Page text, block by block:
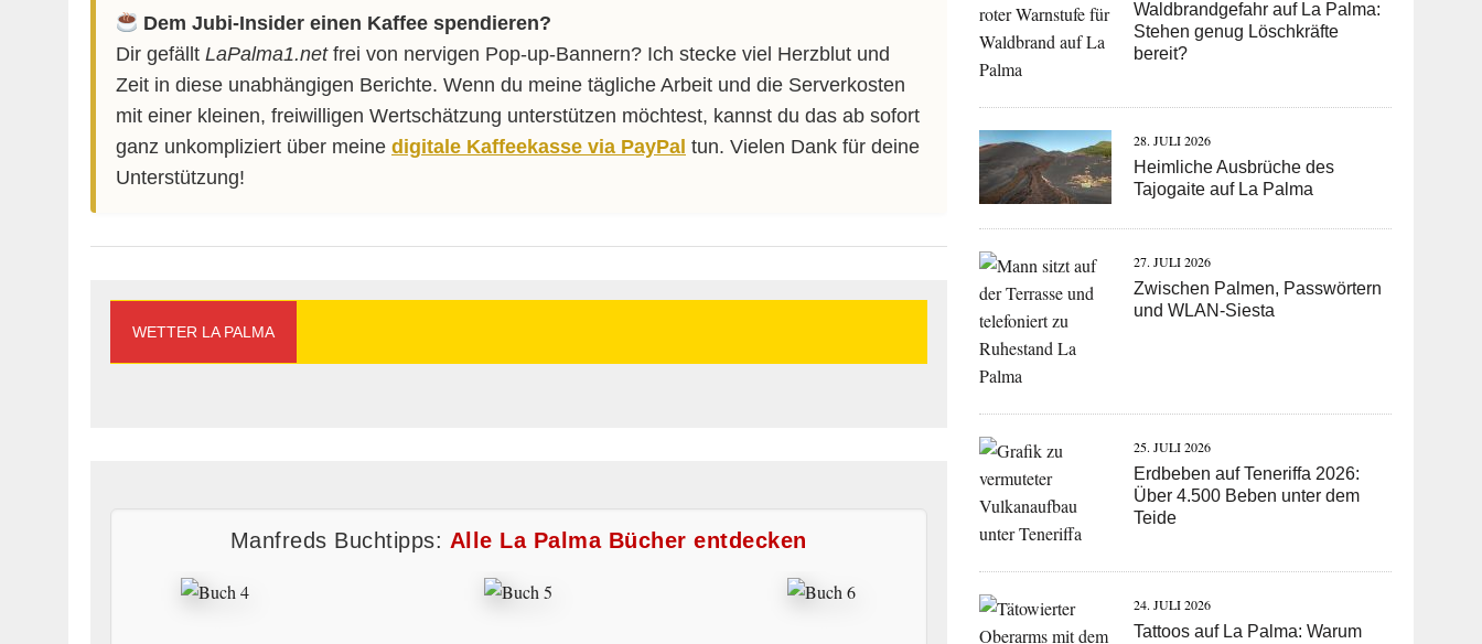
Dem Jubi-Insider einen Kaffee spendieren?
Dir gefällt LaPalma1.netfrei von nervigen Pop-up-Bannern? Ich stecke viel Herzblut und
Zeit in diese unabhängigen Berichte. Wenn du meine tägliche Arbeit und die Serverkosten
mit einer kleinen, freiwilligen Wertschätzung unterstützen möchtest, kannst du das ab sofort
ganz unkompliziert über meine digitale Kaffeekasse via PayPal tun. Vielen Dank für deine
Unterstützung!
WETTER LA PALMA
Manfreds Buchtipps: Alle La Palma Bücher entdecken
Waldbrandgefahr auf La Palma:
Stehen genug Löschkräfte
bereit?
28. JULI 2026
Heimliche Ausbrüche des
Tajogaite auf La Palma
27. JULI 2026
Zwischen Palmen, Passwörtern
und WLAN-Siesta
25. JULI 2026
Erdbeben auf Teneriffa 2026:
Über 4.500 Beben unter dem
Teide
24. JULI 2026
Tattoos auf La Palma: Warum